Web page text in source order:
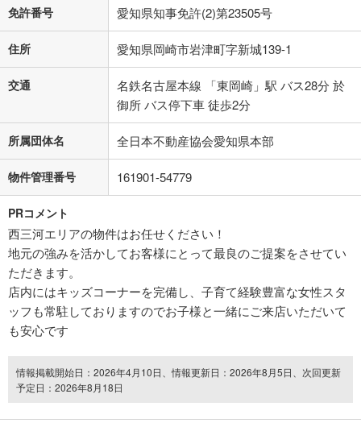
免許番号 愛知県知事免許(2)第23505号
住所 愛知県岡崎市岩津町字新城139-1
交通
名鉄名古屋本線 「東岡崎」駅 バス28分 於
御所 バス停下車 徒歩2分
所属団体名 全日本不動産協会愛知県本部
物件管理番号 161901-54779
PRコメント
西三河エリアの物件はお任せください！
地元の強みを活かしてお客様にとって最良のご提案をさせてい
ただきます。
店内にはキッズコーナーを完備し、子育て経験豊富な女性スタ
ッフも常駐しておりますのでお子様と一緒にご来店いただいて
も安心です
情報掲載開始日：2026年4月10日、情報更新日：2026年8月5日、次回更新
予定日：2026年8月18日